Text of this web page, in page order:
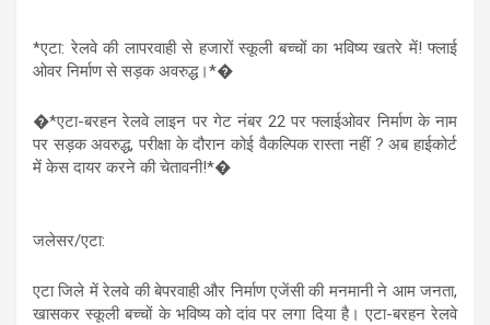
*एटा: रेलवे की लापरवाही से हजारों स्कूली बच्चों का भविष्य खतरे में! फ्लाई
ओवर निर्माण से सड़क अवरुद्ध।*�
�*एटा-बरहन रेलवे लाइन पर गेट नंबर 22 पर फ्लाईओवर निर्माण के नाम
पर सड़क अवरुद्ध, परीक्षा के दौरान कोई वैकल्पिक रास्ता नहीं ? अब हाईकोर्ट
में केस दायर करने की चेतावनी!*�
जलेसर/एटा:
एटा जिले में रेलवे की बेपरवाही और निर्माण एजेंसी की मनमानी ने आम जनता,
खासकर स्कूली बच्चों के भविष्य को दांव पर लगा दिया है। एटा-बरहन रेलवे